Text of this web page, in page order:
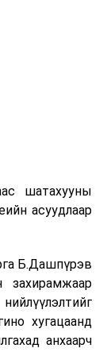
1345, мөн
нэгжээс
САЙДЫН
шатахууны
асуудлаар
Б.Дашпүрэв
захирамжаар
хугацаанд
анхаарч